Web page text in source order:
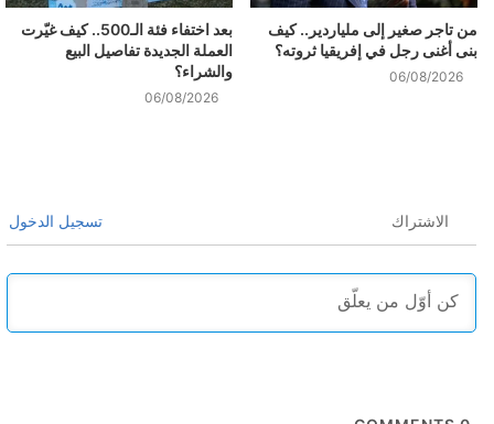
من تاجر صغير إلى ملياردير.. كيف
بنى أغنى رجل في إفريقيا ثروته؟
06/08/2026
بعد اختفاء فئة الـ500.. كيف غيّرت
العملة الجديدة تفاصيل البيع
والشراء؟
06/08/2026
الاشتراك تسجيل الدخول